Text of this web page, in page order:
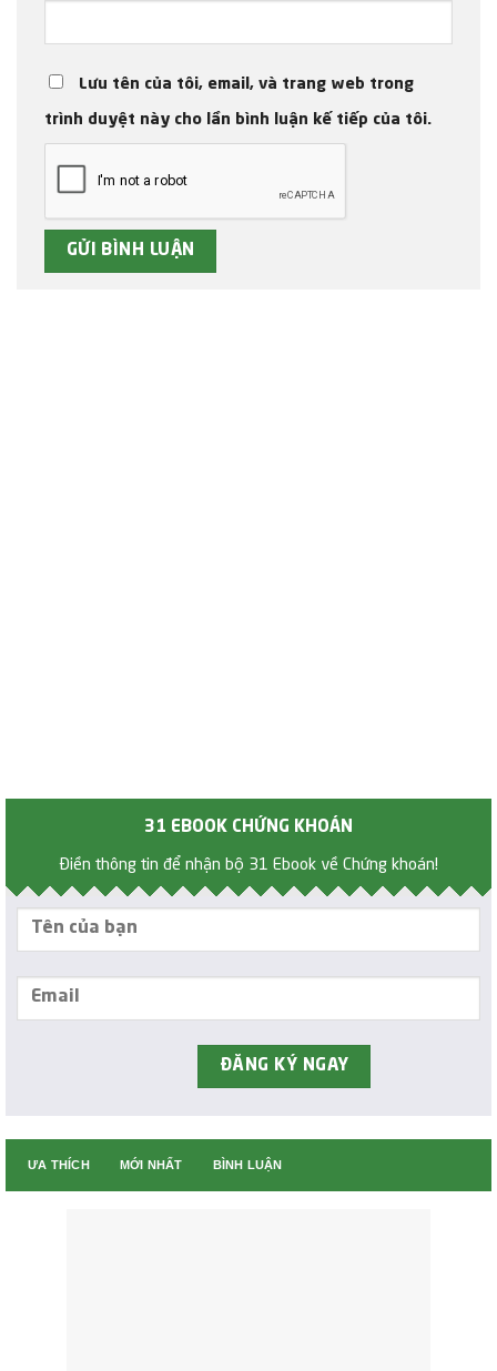
Lưu tên của tôi, email, và trang web trong
trình duyệt này cho lần bình luận kế tiếp của tôi.
31 EBOOK CHỨNG KHOÁN
Điền thông tin để nhận bộ 31 Ebook về Chứng khoán!
ƯA THÍCH MỚI NHẤT BÌNH LUẬN